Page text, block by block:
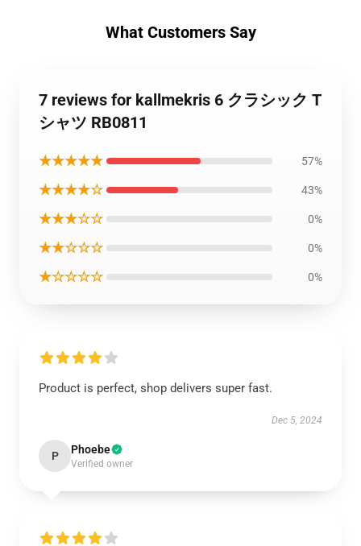
What Customers Say
7 reviews for kallmekris 6 クラシック T
シャツ RB0811
★★★★★ 57%
★★★★☆ 43%
★★★☆☆ 0%
★★☆☆☆ 0%
★☆☆☆☆ 0%
Product is perfect, shop delivers super fast.
Dec 5, 2024
P Phoebe
Verified owner